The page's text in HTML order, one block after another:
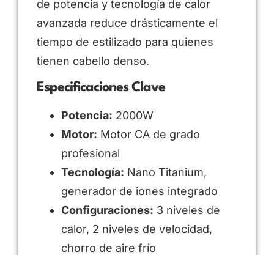
de potencia y tecnología de calor
avanzada reduce drásticamente el
tiempo de estilizado para quienes
tienen cabello denso.
Especificaciones Clave
Potencia: 2000W
Motor: Motor CA de grado
profesional
Tecnología: Nano Titanium,
generador de iones integrado
Configuraciones: 3 niveles de
calor, 2 niveles de velocidad,
chorro de aire frío